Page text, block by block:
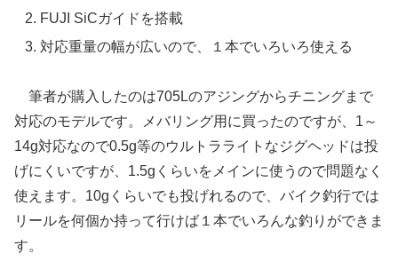
FUJI SiCガイドを搭載
対応重量の幅が広いので、１本でいろいろ使える
筆者が購入したのは705Lのアジングからチニングまで
対応のモデルです。メバリング用に買ったのですが、1～
14g対応なので0.5g等のウルトラライトなジグヘッドは投
げにくいですが、1.5gくらいをメインに使うので問題なく
使えます。10gくらいでも投げれるので、バイク釣行では
リールを何個か持って行けば１本でいろんな釣りができま
す。